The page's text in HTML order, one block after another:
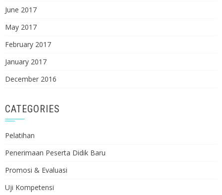
June 2017
May 2017
February 2017
January 2017
December 2016
CATEGORIES
Pelatihan
Penerimaan Peserta Didik Baru
Promosi & Evaluasi
Uji Kompetensi